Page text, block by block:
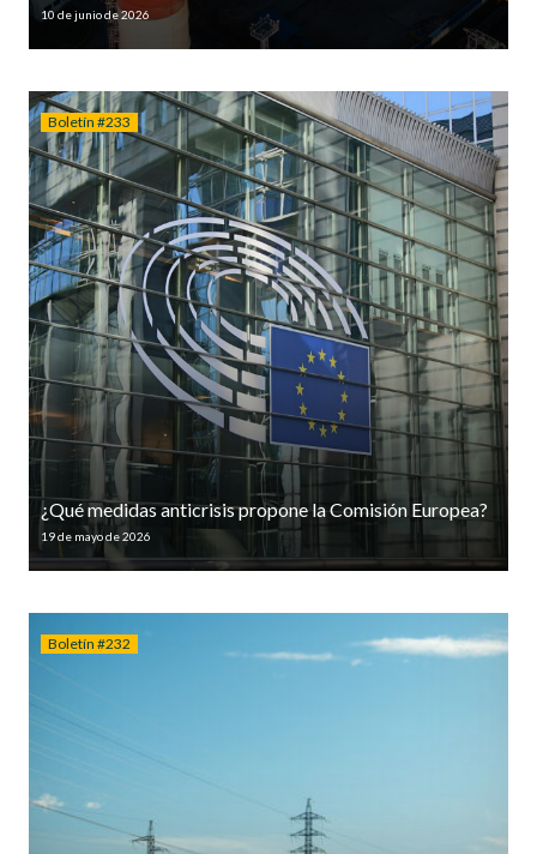
10 de junio de 2026
Boletín #233
¿Qué medidas anticrisis propone la Comisión Europea?
19 de mayo de 2026
Boletín #232